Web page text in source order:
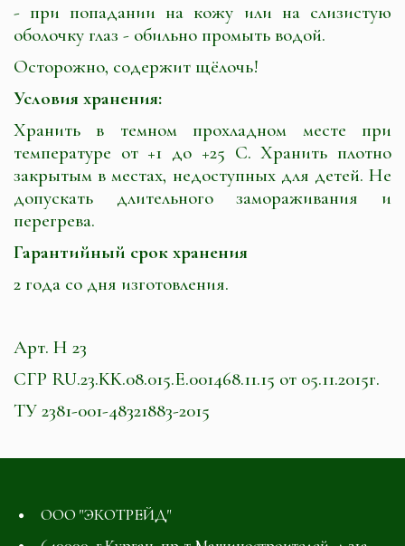
- при попадании на кожу или на слизистую
оболочку глаз - обильно промыть водой.
Осторожно, содержит щёлочь!
Условия хранения:
Хранить в темном прохладном месте при
температуре от +1 до +25 С. Хранить плотно
закрытым в местах, недоступных для детей. Не
допускать длительного замораживания и
перегрева.
Гарантийный срок хранения
2 года со дня изготовления.
Арт. Н 23
СГР RU.23.KK.08.015.E.001468.11.15 от 05.11.2015г.
ТУ 2381-001-48321883-2015
ООО "ЭКОТРЕЙД"